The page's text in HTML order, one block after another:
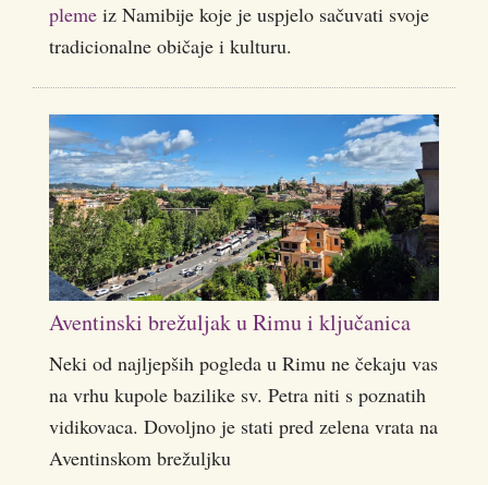
pleme iz Namibije koje je uspjelo sačuvati svoje
tradicionalne običaje i kulturu.
Aventinski brežuljak u Rimu i ključanica
Neki od najljepših pogleda u Rimu ne čekaju vas
na vrhu kupole bazilike sv. Petra niti s poznatih
vidikovaca. Dovoljno je stati pred zelena vrata na
Aventinskom brežuljku